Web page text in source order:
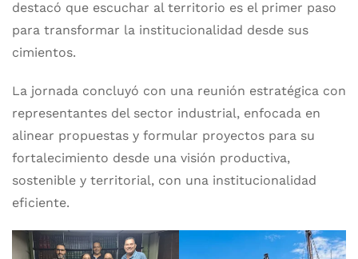
destacó que escuchar al territorio es el primer paso
para transformar la institucionalidad desde sus
cimientos.
La jornada concluyó con una reunión estratégica con
representantes del sector industrial, enfocada en
alinear propuestas y formular proyectos para su
fortalecimiento desde una visión productiva,
sostenible y territorial, con una institucionalidad
eficiente.